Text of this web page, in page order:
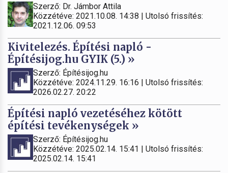
Szerző: Dr. Jámbor Attila
Közzétéve: 2021.10.08. 14:38 | Utolsó frissítés:
2021.12.06. 09:53
Kivitelezés. Építési napló -
Építésijog.hu GYIK (5.) »
Szerző: Építésijog.hu
Közzétéve: 2024.11.29. 16:16 | Utolsó frissítés:
2026.02.27. 20:22
Építési napló vezetéséhez kötött
építési tevékenységek »
Szerző: Építésijog.hu
Közzétéve: 2025.02.14. 15:41 | Utolsó frissítés:
2025.02.14. 15:41